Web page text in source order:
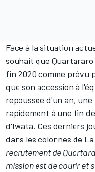
Face à la situation
souhait que
fin 2020 comme prévu
que son accession à
repoussée d'un an,
rapidement à une fin
d'Iwata. Ces derniers
dans les colonnes de
recrutement de
mission est de courir et